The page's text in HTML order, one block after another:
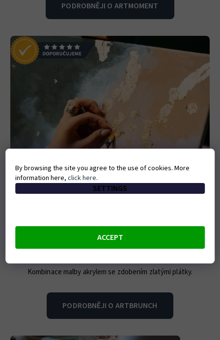
PODROBNĚJI O ARTMOMENT
ArtBrunch
Kombinace malby akrylem se zdobením zlatými plátky.
PODROBNĚJI O ARTBRUNCH
By browsing the site you agree to the use of cookies. More
information here,click here.
SETTINGS
ACCEPT